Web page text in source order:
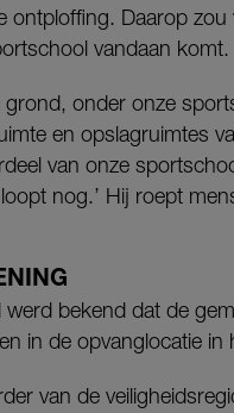
ontploffing. Daarop
vandaan komt.
grond, onder onze
en opslagruimtes
van onze
nog.’ Hij roept
bekend dat de
in de opvanglocatie
van de